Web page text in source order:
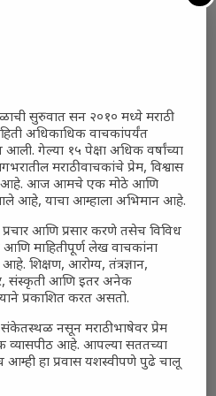
सुरुवात सन २०१० मध्ये मराठी
अधिकाधिक वाचकांपर्यंत
आली. गेल्या १५ पेक्षा अधिक वर्षांच्या
मराठी वाचकांचे प्रेम, विश्वास
आहे. आज आमचे एक मोठे आणि
झाले आहे, याचा आम्हाला अभिमान आहे.
आणि प्रसार करणे तसेच विविध
आणि माहितीपूर्ण लेख वाचकांना
शिक्षण, आरोग्य, तंत्रज्ञान,
संस्कृती आणि इतर अनेक
प्रकाशित करत असतो.
नसून मराठी भाषेवर प्रेम
व्यासपीठ आहे. आपल्या सततच्या
आम्ही हा प्रवास यशस्वीपणे पुढे चालू